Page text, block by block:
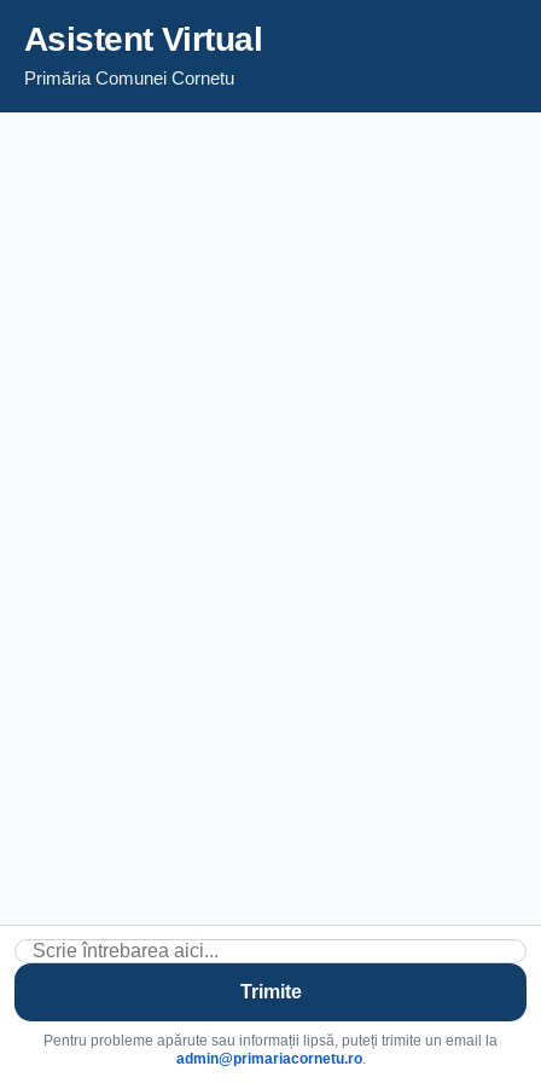
Asistent Virtual
Primăria Comunei Cornetu
Trimite
Pentru probleme apărute sau informații lipsă, puteți trimite un email la
admin@primariacornetu.ro.